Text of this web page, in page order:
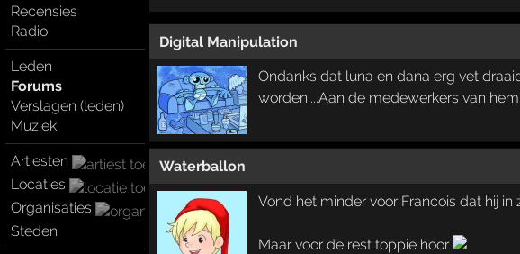
Recensies
Radio
Leden
Forums
Verslagen (leden)
Muziek
Artiesten
Locaties
Organisaties
Steden
Digital Manipulation
Ondanks dat luna en dana erg vet
worden....Aan de medewerkers van
Waterballon
Vond het minder voor Francois dat hij
Maar voor de rest toppie hoor